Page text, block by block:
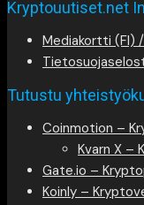
Kryptouutiset.net
Mediakortti (FI)
Tutustu
Coinmotion –
Kvarn X –
Gate.io –
Koinly –